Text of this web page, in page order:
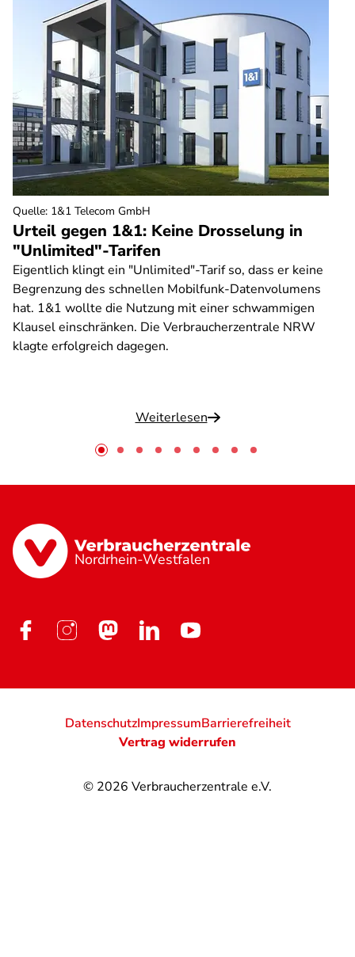
Urteil gegen 1&1: Keine Drosselung in
"Unlimited"-Tarifen
Eigentlich klingt ein "Unlimited"-Tarif so, dass er keine
Begrenzung des schnellen Mobilfunk-Datenvolumens
hat. 1&1 wollte die Nutzung mit einer schwammigen
Klausel einschränken. Die Verbraucherzentrale NRW
klagte erfolgreich dagegen.
Weiterlesen
Quelle: 1&1 Telecom GmbH
Nordrhein-Westfalen
© 2026 Verbraucherzentrale e.V.
DatenschutzImpressumBarrierefreiheit
Vertrag widerrufen